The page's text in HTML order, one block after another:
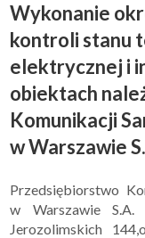
Wykonanie
kontroli stanu
elektrycznej i
obiektach
Komunikacji
w Warszawie
Przedsiębiorstwo
w Warszawie
Jerozolimskich